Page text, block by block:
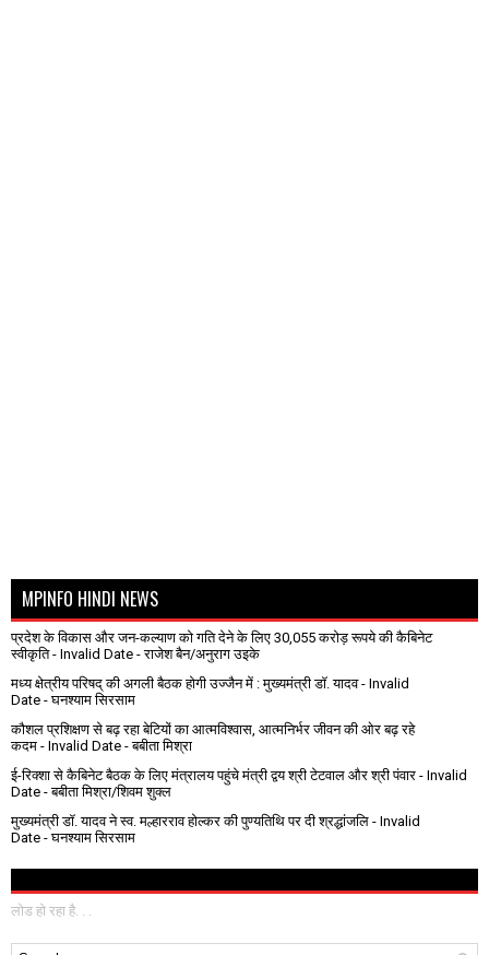
MPINFO HINDI NEWS
प्रदेश के विकास और जन-कल्याण को गति देने के लिए 30,055 करोड़ रूपये की कैबिनेट
स्वीकृति- Invalid Date - राजेश बैन/अनुराग उइके
मध्य क्षेत्रीय परिषद् की अगली बैठक होगी उज्जैन में : मुख्यमंत्री डॉ. यादव- Invalid
Date - घनश्याम सिरसाम
कौशल प्रशिक्षण से बढ़ रहा बेटियों का आत्मविश्वास, आत्मनिर्भर जीवन की ओर बढ़ रहे
कदम - Invalid Date - बबीता मिश्रा
ई-रिक्शा से कैबिनेट बैठक के लिए मंत्रालय पहुंचे मंत्री द्वय श्री टेटवाल और श्री पंवार - Invalid
Date - बबीता मिश्रा/शिवम शुक्ल
मुख्यमंत्री डॉ. यादव ने स्व. मल्हारराव होल्कर की पुण्यतिथि पर दी श्रद्धांजलि - Invalid
Date - घनश्याम सिरसाम
लोड हो रहा है. . .